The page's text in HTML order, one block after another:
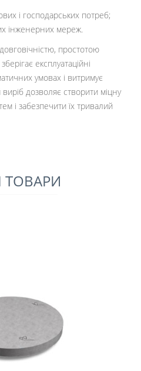
і господарських потреб;
інженерних мереж.
простотою
експлуатаційні
умовах і витримує
дозволяє створити міцну
і забезпечити їх тривалий
ТОВАРИ